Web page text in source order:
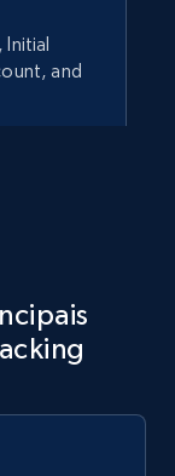
Initial
and
agora
Initial